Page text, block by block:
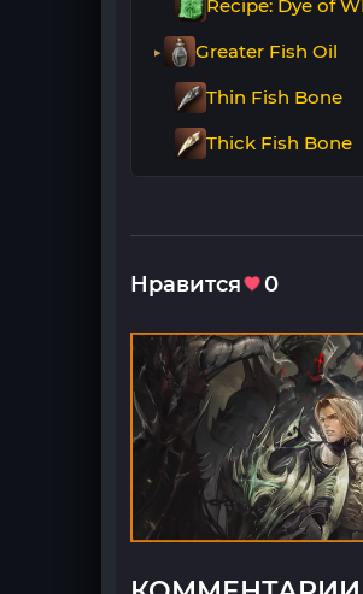
Recipe: Dye of
Greater Fish Oil
Thin Fish Bone
Thick Fish Bone
Нравится 0